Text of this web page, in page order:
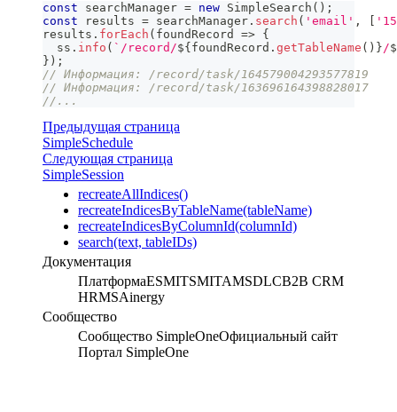
const searchManager = new SimpleSearch ( ) ;
const results = searchManager . search ( 'email' ,
results . forEach ( foundRecord => {
  ss
. info ( ` /record/${ foundRecord . getTableName ( ) }/
} ) ;
// Информация: /record/task/164579004293577819
// Информация: /record/task/163696164398828017
//...
Предыдущая страница
SimpleSchedule
Следующая страница
SimpleSession
recreateAllIndiсes()
recreateIndicesByTableName(tableName)
recreateIndicesByColumnId(columnId)
search(text, tableIDs)
Документация
ПлатформаESMITSMITAMSDLCB2B CRM
HRMSAinergy
Сообщество
Сообщество SimpleOneОфициальный сайт
Портал SimpleOne